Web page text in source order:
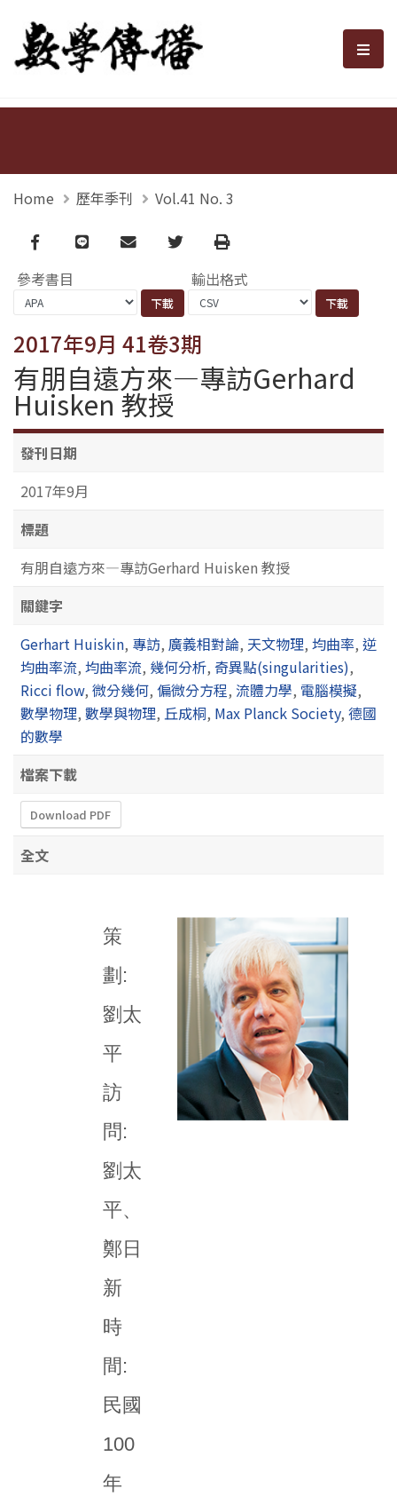
數學傳播 選
Home 歷年季刊 Vol.41 No. 3
Facebook
line email TwitterPrint
參考書目 輸出格式
2017年9月 41卷3期
有朋自遠方來—專訪Gerhard
Huisken 教授
發刊日期
2017年9月
標題
有朋自遠方來—專訪Gerhard Huisken 教授
關鍵字
Gerhart Huiskin, 專訪, 廣義相對論, 天文物理, 均曲率, 逆
均曲率流, 均曲率流, 幾何分析, 奇異點(singularities),
Ricci flow, 微分幾何, 偏微分方程, 流體力學, 電腦模擬,
數學物理, 數學與物理, 丘成桐, Max Planck Society, 德國
的數學
檔案下載
Download PDF
全文
策
劃:
劉太
平
訪
問:
劉太
平、
鄭日
新
時
間:
民國
100
年